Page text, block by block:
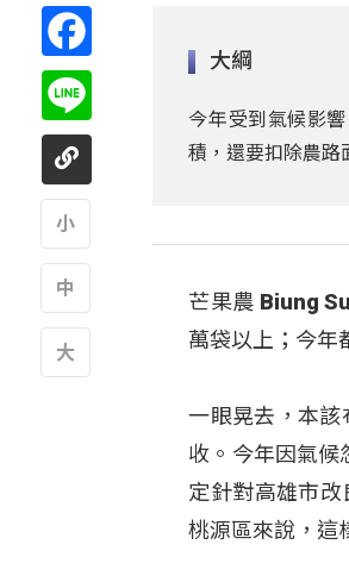
大綱
今年受到氣候影
積，還要扣除農路
芒果農 Biung
萬袋以上；今年
一眼晃去，本該
收。今年因氣候
定針對高雄市
桃源區來說，這